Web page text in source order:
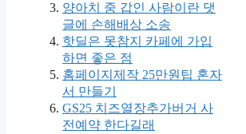
양아치 중 갑인 사람이란 댓
글에 손해배상 소송
핫딜은 못참지 카페에 가입
하면 좋은 점
홈페이지제작 25만원팁 혼자
서 만들기
GS25 치즈열장추가버거 사
전예약 한다길래